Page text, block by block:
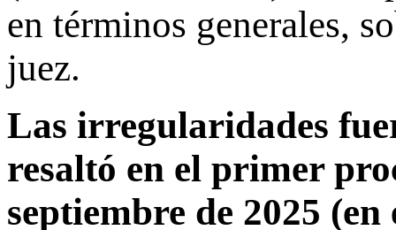
en términos generales,
juez.
Las irregularidades
resaltó en el primer
septiembre de 2025